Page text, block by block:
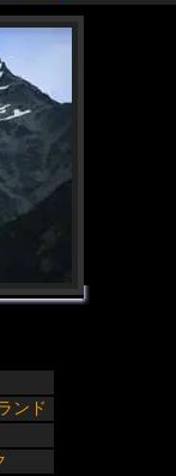
ンド